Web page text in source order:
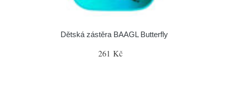
Dětská zástěra BAAGL Butterfly
261 Kč